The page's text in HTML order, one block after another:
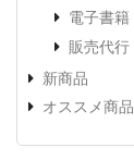
電子書籍
販売代行
新商品
オススメ商品